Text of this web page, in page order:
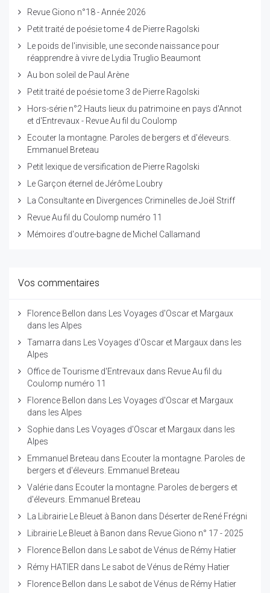
Revue Giono n°18 - Année 2026
Petit traité de poésie tome 4 de Pierre Ragolski
Le poids de l'invisible, une seconde naissance pour
réapprendre à vivre de Lydia Truglio Beaumont
Au bon soleil de Paul Arène
Petit traité de poésie tome 3 de Pierre Ragolski
Hors-série n°2 Hauts lieux du patrimoine en pays d'Annot
et d'Entrevaux - Revue Au fil du Coulomp
Ecouter la montagne. Paroles de bergers et d'éleveurs.
Emmanuel Breteau
Petit lexique de versification de Pierre Ragolski
Le Garçon éternel de Jérôme Loubry
La Consultante en Divergences Criminelles de Joël Striff
Revue Au fil du Coulomp numéro 11
Mémoires d'outre-bagne de Michel Callamand
Vos commentaires
Florence Bellon dans Les Voyages d'Oscar et Margaux
dans les Alpes
Tamarra dans Les Voyages d'Oscar et Margaux dans les
Alpes
Office de Tourisme d'Entrevaux dans Revue Au fil du
Coulomp numéro 11
Florence Bellon dans Les Voyages d'Oscar et Margaux
dans les Alpes
Sophie dans Les Voyages d'Oscar et Margaux dans les
Alpes
Emmanuel Breteau dans Ecouter la montagne. Paroles de
bergers et d'éleveurs. Emmanuel Breteau
Valérie dans Ecouter la montagne. Paroles de bergers et
d'éleveurs. Emmanuel Breteau
La Librairie Le Bleuet à Banon dans Déserter de René Frégni
Librairie Le Bleuet à Banon dans Revue Giono n° 17 - 2025
Florence Bellon dans Le sabot de Vénus de Rémy Hatier
Rémy HATIER dans Le sabot de Vénus de Rémy Hatier
Florence Bellon dans Le sabot de Vénus de Rémy Hatier